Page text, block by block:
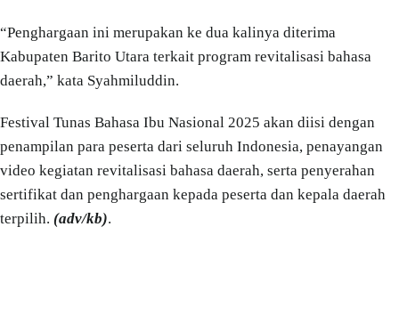
“Penghargaan ini merupakan ke dua kalinya diterima
Kabupaten Barito Utara terkait program revitalisasi bahasa
daerah,” kata Syahmiluddin.
Festival Tunas Bahasa Ibu Nasional 2025 akan diisi dengan
penampilan para peserta dari seluruh Indonesia, penayangan
video kegiatan revitalisasi bahasa daerah, serta penyerahan
sertifikat dan penghargaan kepada peserta dan kepala daerah
terpilih. (adv/kb).